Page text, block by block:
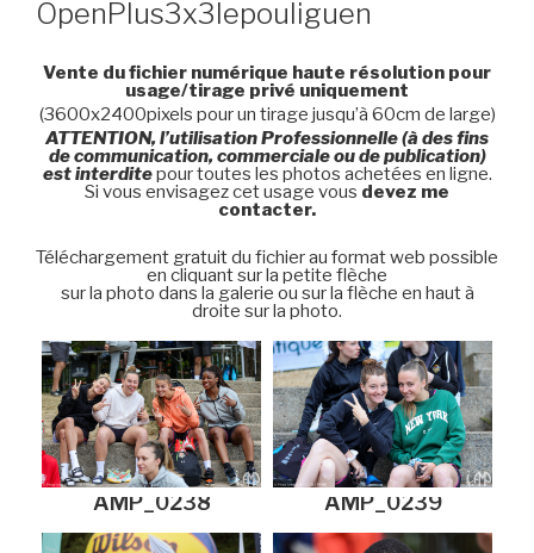
OpenPlus3x3lepouliguen
Vente du fichier numérique haute résolution pour
usage/tirage privé uniquement
(3600x2400pixels pour un tirage jusqu’à 60cm de large)
ATTENTION, l’utilisation Professionnelle (à des fins
de communication, commerciale ou de publication)
est interditepour toutes les photos achetées en ligne.
Si vous envisagez cet usage vous devez me
contacter.
Téléchargement gratuit du fichier au format web possible
en cliquant sur la petite flèche
sur la photo dans la galerie ou sur la flèche en haut à
droite sur la photo.
AMP_0238 AMP_0239